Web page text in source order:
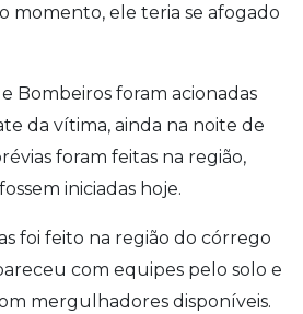
momento, ele teria se afogado
Bombeiros foram acionadas
da vítima, ainda na noite de
foram feitas na região,
iniciadas hoje.
foi feito na região do córrego
com equipes pelo solo e
mergulhadores disponíveis.